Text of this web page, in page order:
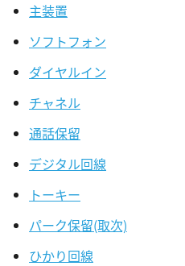
主装置
ソフトフォン
ダイヤルイン
チャネル
通話保留
デジタル回線
トーキー
パーク保留(取次)
ひかり回線